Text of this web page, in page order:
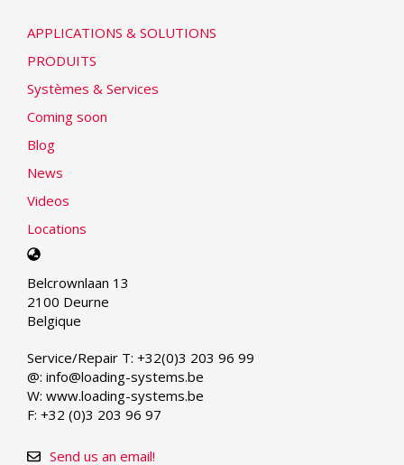
APPLICATIONS & SOLUTIONS
PRODUITS
Systèmes & Services
Coming soon
Blog
News
Videos
Locations
Select
language
Belcrownlaan 13
2100 Deurne
Belgique
Service/Repair T: +32(0)3 203 96 99
@: info@loading-systems.be
W: www.loading-systems.be
F: +32 (0)3 203 96 97
Send us an email!